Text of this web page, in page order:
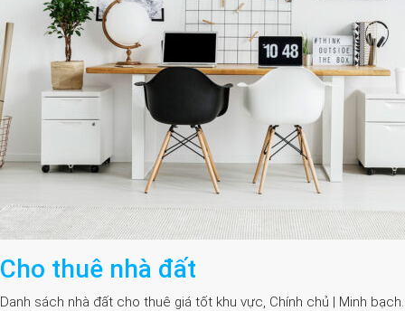
Cho thuê nhà đất
Danh sách nhà đất cho thuê giá tốt khu vực, Chính chủ | Minh bạch.